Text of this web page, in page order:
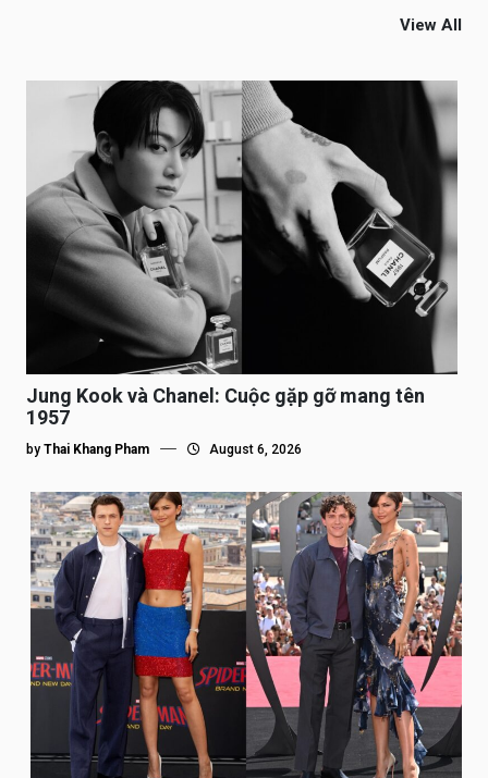
View All
Jung Kook và Chanel: Cuộc gặp gỡ mang tên
1957
by Thai Khang Pham August 6, 2026